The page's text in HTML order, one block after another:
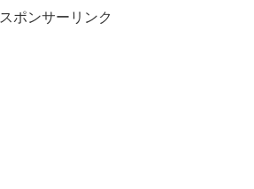
スポンサーリンク